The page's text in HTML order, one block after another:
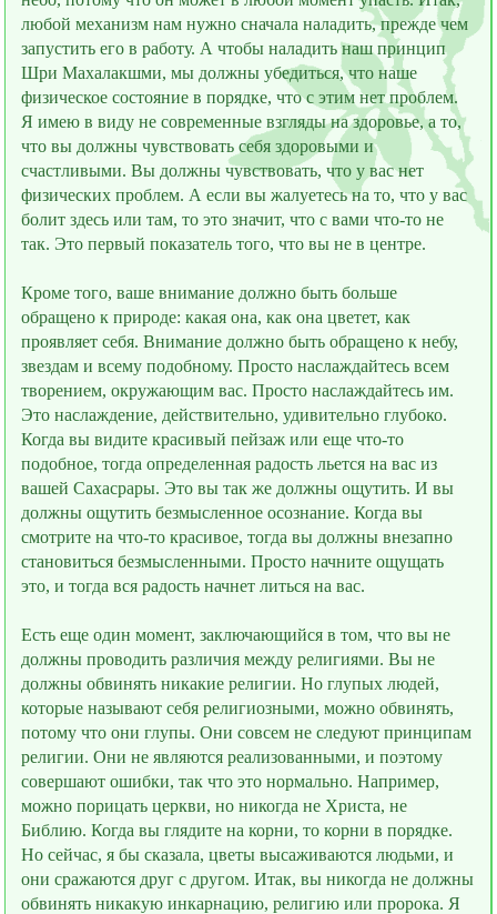
любой механизм нам нужно сначала наладить, прежде чем
запустить его в работу. А чтобы наладить наш принцип
Шри Махалакшми, мы должны убедиться, что наше
физическое состояние в порядке, что с этим нет проблем.
Я имею в виду не современные взгляды на здоровье, а то,
что вы должны чувствовать себя здоровыми и
счастливыми. Вы должны чувствовать, что у вас нет
физических проблем. А если вы жалуетесь на то, что у вас
болит здесь или там, то это значит, что с вами что-то не
так. Это первый показатель того, что вы не в центре.
Кроме того, ваше внимание должно быть больше
обращено к природе: какая она, как она цветeт, как
проявляет себя. Внимание должно быть обращено к небу,
звeздам и всему подобному. Просто наслаждайтесь всем
творением, окружающим вас. Просто наслаждайтесь им.
Это наслаждение, действительно, удивительно глубоко.
Когда вы видите красивый пейзаж или ещe что-то
подобное, тогда определенная радость льeтся на вас из
вашей Сахасрары. Это вы так же должны ощутить. И вы
должны ощутить безмысленное осознание. Когда вы
смотрите на что-то красивое, тогда вы должны внезапно
становиться безмысленными. Просто начните ощущать
это, и тогда вся радость начнeт литься на вас.
Есть ещe один момент, заключающийся в том, что вы не
должны проводить различия между религиями. Вы не
должны обвинять никакие религии. Но глупых людей,
которые называют себя религиозными, можно обвинять,
потому что они глупы. Они совсем не следуют принципам
религии. Они не являются реализованными, и поэтому
совершают ошибки, так что это нормально. Например,
можно порицать церкви, но никогда не Христа, не
Библию. Когда вы глядите на корни, то корни в порядке.
Но сейчас, я бы сказала, цветы высаживаются людьми, и
они сражаются друг с другом. Итак, вы никогда не должны
обвинять никакую инкарнацию, религию или пророка. Я